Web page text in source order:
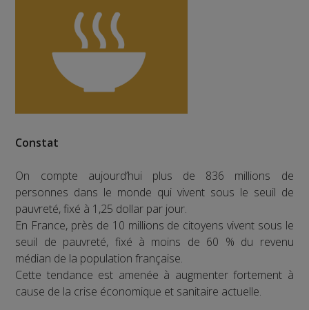
Constat
On compte aujourd’hui plus de 836 millions de
personnes dans le monde qui vivent sous le seuil de
pauvreté, fixé à 1,25 dollar par jour.
En France, près de 10 millions de citoyens vivent sous le
seuil de pauvreté, fixé à moins de 60 % du revenu
médian de la population française.
Cette tendance est amenée à augmenter fortement à
cause de la crise économique et sanitaire actuelle.